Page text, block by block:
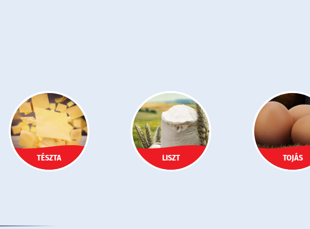
TÉSZTA LISZT TOJÁS